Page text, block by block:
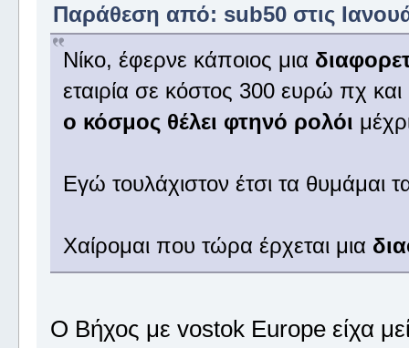
Παράθεση από: sub50 στις
Νίκο, έφερνε κάποιος μια
εταιρία σε κόστος 300 ευρώ πχ
ο κόσμος θέλει φτηνό ρολόι
Εγώ τουλάχιστον έτσι τα
Χαίρομαι που τώρα έρχεται μια
Ο Βήχος με vostok Europe είχα